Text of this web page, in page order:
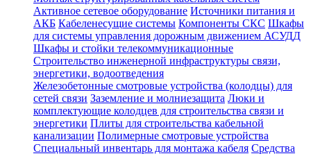
Активное сетевое оборудование Источники питания и
АКБ Кабеленесущие системы Компоненты СКС Шкафы
для системы управления дорожным движением АСУДД
Шкафы и стойки телекоммуникационные
Строительство инженерной инфраструктуры связи,
энергетики, водоотведения
Железобетонные смотровые устройства (колодцы) для
сетей связи Заземление и молниезащита Люки и
комплектующие колодцев для строительства связи и
энергетики Плиты для строительства кабельной
канализации Полимерные смотровые устройства
Специальный инвентарь для монтажа кабеля Средства